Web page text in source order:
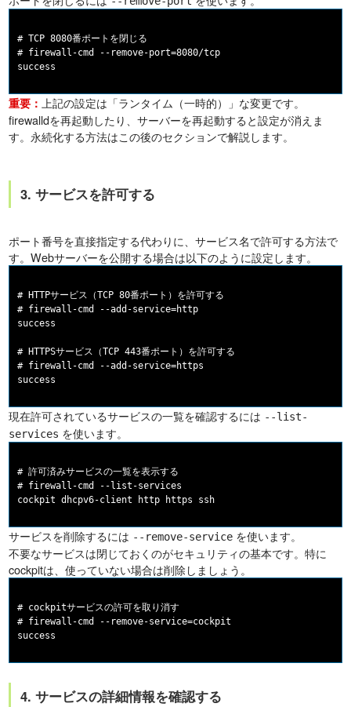
# TCP 8080番ポートを閉じる
# firewall-cmd --remove-port=8080/tcp
重要： 上記の設定は「ランタイム（一時的）」な変更です。
firewalldを再起動したり、サーバーを再起動すると設定が消えま
す。永続化する方法はこの後のセクションで解説します。
3. サービスを許可する
ポート番号を直接指定する代わりに、サービス名で許可する方法で
す。Webサーバーを公開する場合は以下のように設定します。
# HTTPサービス（TCP 80番ポート）を許可する
# firewall-cmd --add-service=http
success
# HTTPSサービス（TCP 443番ポート）を許可する
# firewall-cmd --add-service=https
現在許可されているサービスの一覧を確認するには --list-
services を使います。
# 許可済みサービスの一覧を表示する
# firewall-cmd --list-services
サービスを削除するには --remove-service を使います。
不要なサービスは閉じておくのがセキュリティの基本です。特に
cockpitは、使っていない場合は削除しましょう。
# cockpitサービスの許可を取り消す
# firewall-cmd --remove-service=cockpit
4. サービスの詳細情報を確認する